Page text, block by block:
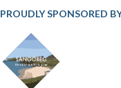
PROUDLY SPONSORED